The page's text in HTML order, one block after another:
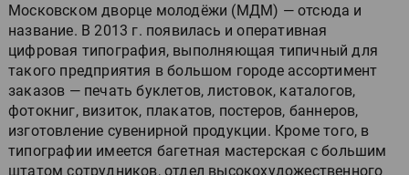
Московском дворце молодёжи (МДМ) — отсюда и
название. В 2013 г. появилась и оперативная
цифровая типография, выполняющая типичный для
такого предприятия в большом городе ассортимент
заказов — печать буклетов, листовок, каталогов,
фотокниг, визиток, плакатов, постеров, баннеров,
изготовление сувенирной продукции. Кроме того, в
типографии имеется багетная мастерская с большим
штатом сотрудников, отдел высокохудожественного